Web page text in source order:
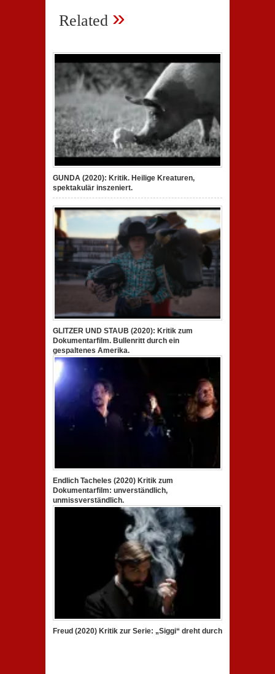
Related »
GUNDA (2020): Kritik. Heilige Kreaturen,
spektakulär inszeniert.
GLITZER UND STAUB (2020): Kritik zum
Dokumentarfilm. Bullenritt durch ein
gespaltenes Amerika.
Endlich Tacheles (2020) Kritik zum
Dokumentarfilm: unverständlich,
unmissverständlich.
Freud (2020) Kritik zur Serie: „Siggi“ dreht durch